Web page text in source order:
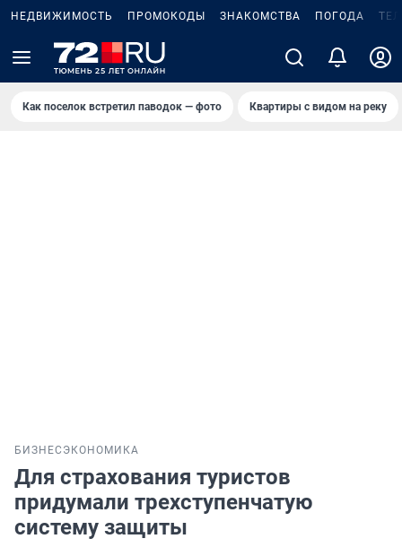
НЕДВИЖИМОСТЬ ПРОМОКОДЫ ЗНАКОМСТВА ПОГОДА
Как поселок встретил паводок — фото Квартиры с видом на реку
БИЗНЕС ЭКОНОМИКА
Для страхования туристов
придумали трехступенчатую
систему защиты